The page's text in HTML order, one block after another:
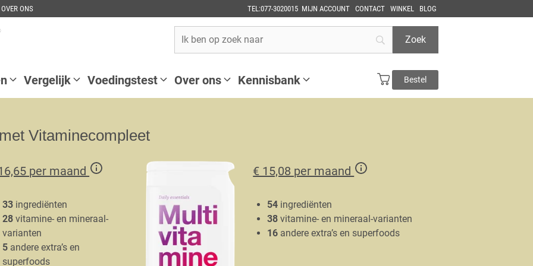
TEL:077-3020015 MIJN ACCOUNT CONTACT WINKEL BLOG
OVER ONS
Vergelijk Voedingstest Over ons Kennisbank Bestel
Vitaminecompleet
per maand
33 ingrediënten
28 vitamine- en mineraal-
varianten
5 andere extra’s en
superfoods
€ 15,08 per maand
54 ingrediënten
38 vitamine- en mineraal-varianten
16 andere extra’s en superfoods